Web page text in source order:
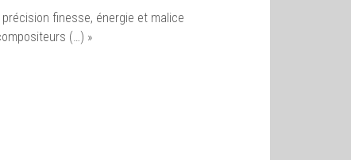
finesse, énergie et malice
(…) »